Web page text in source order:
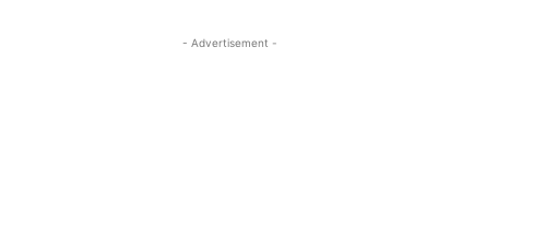
- Advertisement -